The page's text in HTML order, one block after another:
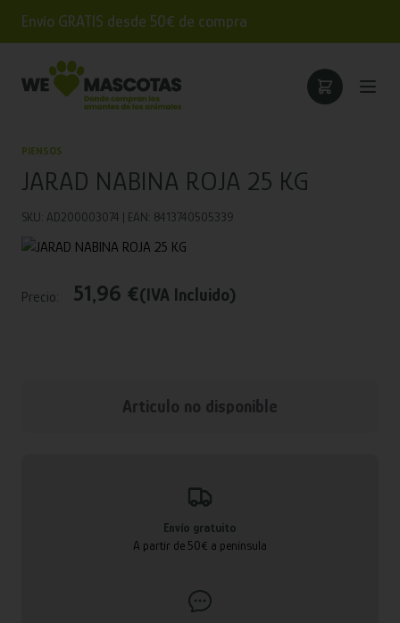
Envío GRATIS desde 50€ de compra
PIENSOS
JARAD NABINA ROJA 25 KG
SKU: AD200003074 | EAN: 8413740505339
Precio: 51,96 €(IVA Incluido)
Articulo no disponible
Envío gratuito
A partir de 50€ a península